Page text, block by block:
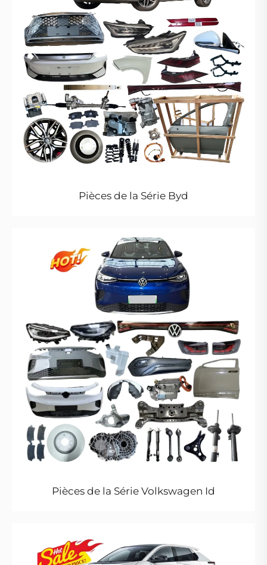
Pièces de la Série Byd
Pièces de la Série Volkswagen Id